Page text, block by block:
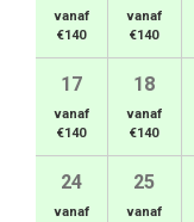
vanaf
€140
vanaf
€140
17
vanaf
€140
18
vanaf
€140
24
vanaf
25
vanaf